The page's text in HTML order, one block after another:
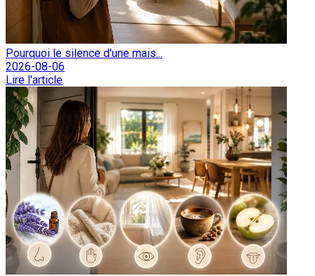
Pourquoi le silence d'une mais...
2026-08-06
Lire l'article